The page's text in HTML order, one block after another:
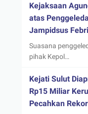
Kejaksaan
atas
Jampidsus
Suasana
pihak Kepol…
Kejati Sulut
Rp15 Miliar
Pecahkan